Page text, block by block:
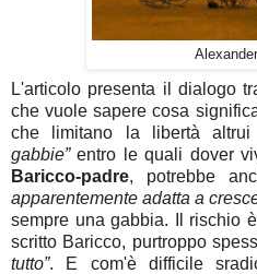
L'articolo presenta il dialogo
che vuole sapere cosa
che limitano la libertà
gabbie”entro le quali dover
Baricco-padre, potrebbe
apparentemente adatta a
sempre una gabbia. Il rischio
scritto Baricco, purtroppo
tutto”. E com'è difficile